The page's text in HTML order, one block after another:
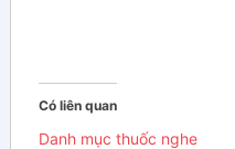
Có liên quan
Danh mục thuốc nghe